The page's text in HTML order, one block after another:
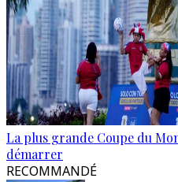
La plus grande Coupe du
démarrer
RECOMMANDÉ